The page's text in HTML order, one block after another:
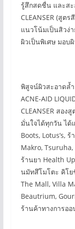
รู้สึกสดชื่น และสะ
CLEANSER (สูต
แนวโน้มเป็นสิวง่
ผิวเป็นพิเศษ มอบ
พิสูจน์ผิวสะอาดล้
ACNE-AID
CLEANSER สอง
มั่นใจได้ทุกวัน ได้
Boots, Lotus’s,
Makro, Tsuruha,
ร้านยา Health
นมัทสึโมโตะ คิโย
The Mall, Villa
Beautrium,
ร้านค้าทางการออ